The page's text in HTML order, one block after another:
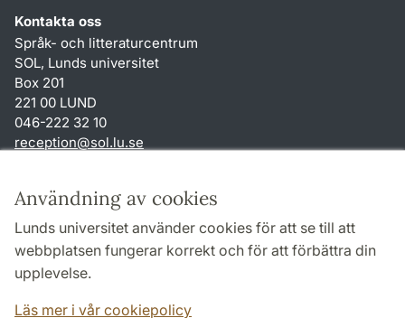
Användning av cookies
Lunds universitet använder cookies för att se till att
webbplatsen fungerar korrekt och för att förbättra din
upplevelse.
Läs mer i vår cookiepolicy
Kontakta oss
Språk- och litteraturcentrum
SOL, Lunds universitet
Box 201
221 00 LUND
046-222 32 10
reception@sol.lu.se
Genvägar
Om webbplatsen och cookies
Behandling av personuppgifter
Tillgänglighetsredogörelse